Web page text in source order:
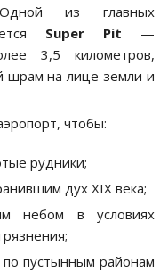
из главных
Super Pit —
3,5 километров,
шрам на лице земли и
чтобы:
рудники;
дух XIX века;
небом в условиях
по пустынным районам